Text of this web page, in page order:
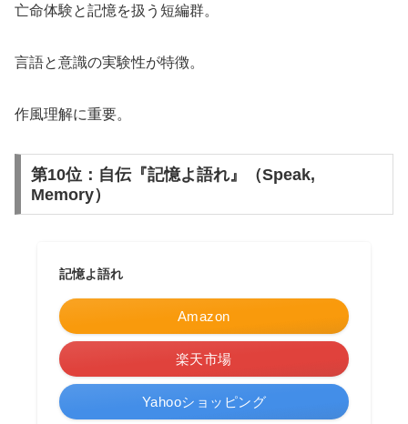
亡命体験と記憶を扱う短編群。
言語と意識の実験性が特徴。
作風理解に重要。
第10位：自伝『記憶よ語れ』（Speak,
Memory）
記憶よ語れ
Amazon
楽天市場
Yahooショッピング